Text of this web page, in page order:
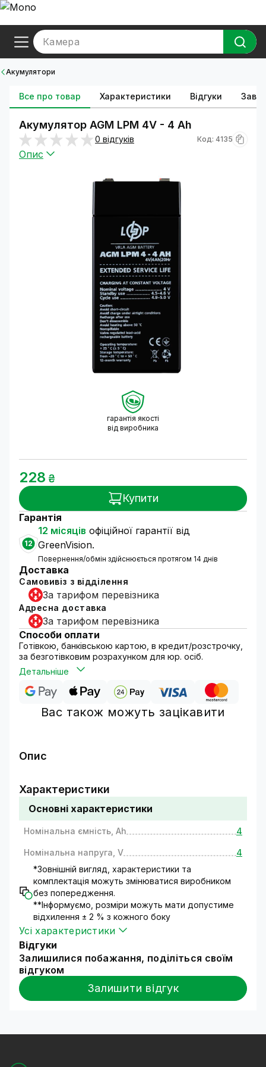
Камера
Акумулятори
Все про товар Характеристики Відгуки
Акумулятор AGM LPM 4V - 4 Ah
0 відгуків Код: 4135
Опис
гарантія якості
від виробника
228 ₴
Купити
Гарантія
12
12 місяців офіційної гарантії від
GreenVision.
Повернення/обмін здійснюється протягом 14 днів
Доставка
Самовивіз з відділення
За тарифом перевізника
Адресна доставка
За тарифом перевізника
Способи оплати
Готівкою, банківською картою, в кредит/розстрочку,
за безготівковим розрахунком для юр. осіб.
Детальніше
Вас також можуть зацікавити
Опис
AGM
Зовнішня універсальна АКБ, виготовлена за
технологією AGM – повністю герметичне
технічного обслуговування в процесі
зберігання та експлуатації.
Технологія виготовлення універсальних
зовнішніх акумуляторів AGM (absorbent glass
mat) передбачає наявність усередині батареї
абсорбуючої прокладки зі скловолокна. АКБ
цього типу чудово справляються з
підвищеними навантаженнями.
Переваги AGM акумулятора:
Ресурс циклів заряд/розряд у AGM
акумулятора – 400* (загалом 5 років,
Характеристики
Основні характеристики
Номінальна ємність, Ah 4
Номінальна напруга, V
4
*Зовнішній вигляд, характеристики та
комплектація можуть змінюватися виробником
без попередження.
**Інформуємо, розміри можуть мати допустиме
відхилення ± 2 % з кожного боку
Усі характеристики
Відгуки
Залишилися побажання, поділіться своїм
відгуком
Залишити відгук